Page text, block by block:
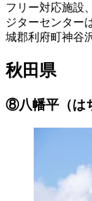
フリー対応施設
ジターセンター
城郡利府町神谷
秋田県
⑧八幡平（は